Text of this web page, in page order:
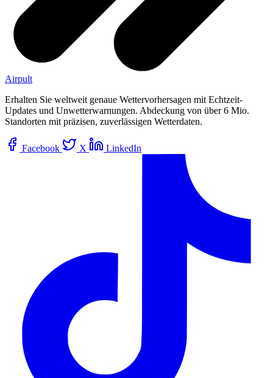
Airpult
Erhalten Sie weltweit genaue Wettervorhersagen mit Echtzeit-
Updates und Unwetterwarnungen. Abdeckung von über 6 Mio.
Standorten mit präzisen, zuverlässigen Wetterdaten.
Facebook X LinkedIn